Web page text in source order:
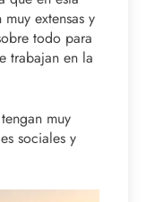
extensas y
todo para
trabajan en la
muy
sociales y